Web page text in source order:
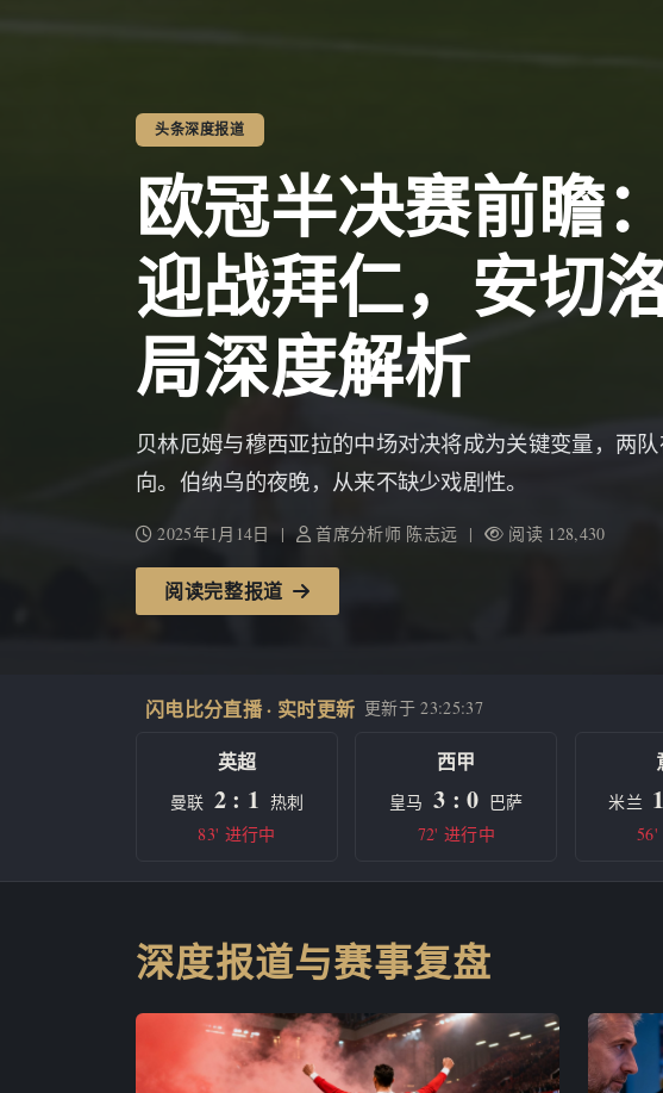
头条深度报道
欧冠半决赛前瞻
迎战拜仁，安切
局深度解析
贝林厄姆与穆西亚拉的中场对决将成为关键变量，两
向。伯纳乌的夜晚，从来不缺少戏剧性。
2025年1月14日 | 首席分析师 陈志远 | 阅读 128,430
阅读完整报道
闪电比分直播 · 实时更新 更新于23:25:37
英超
曼联 2 : 1 热刺
83' 进行中
西甲
皇马 3 : 0 巴萨
72' 进行中
米兰
56'
深度报道与赛事复盘